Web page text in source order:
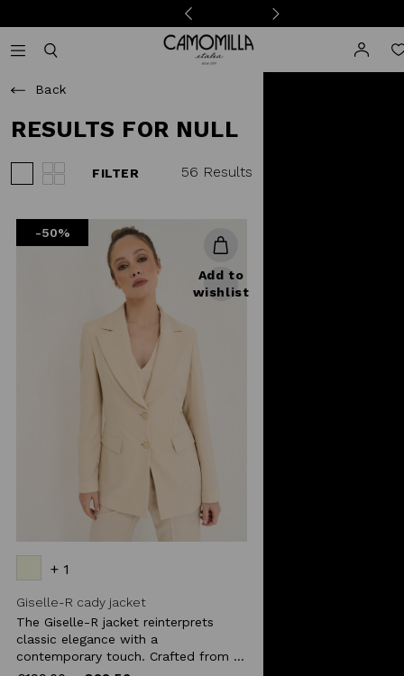
Camomilla Italia®
Back
RESULTS FOR NULL
FILTER 56 Results
-50%
Add to
wishlist
+ 1
Giselle-R cady jacket
The Giselle-R jacket reinterprets
classic elegance with a
contemporary touch. Crafted from ...